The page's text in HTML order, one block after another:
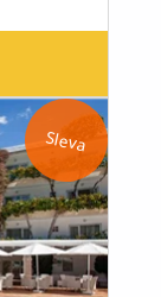
Sleva